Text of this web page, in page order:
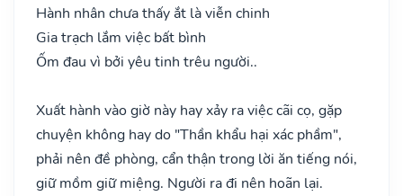
Hành nhân chưa thấy ắt là viễn chinh
Gia trạch lắm việc bất bình
Ốm đau vì bởi yêu tinh trêu người..
Xuất hành vào giờ này hay xảy ra việc cãi cọ, gặp
chuyện không hay do "Thần khẩu hại xác phầm",
phải nên đề phòng, cẩn thận trong lời ăn tiếng nói,
giữ mồm giữ miệng. Người ra đi nên hoãn lại.